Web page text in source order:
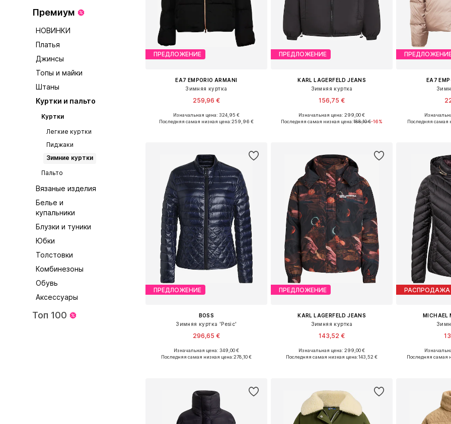
Премиум
НОВИНКИ
Платья
Джинсы
Топы и майки
Штаны
Куртки и пальто
Куртки
Легкие куртки
Пиджаки
Зимние куртки
Пальто
Вязаные изделия
Белье и
купальники
Блузки и туники
Юбки
Толстовки
Комбинезоны
Обувь
Аксессуары
Топ 100
ПРЕДЛОЖЕНИЕ
EA7 EMPORIO ARMANI
Зимняя куртка
259,96 €
Доступные размеры: XS, S, M, L
Изначальная цена: 324,95 €
Последняя самая низкая цена:259,96 €
ПРЕДЛОЖЕНИЕ
KARL LAGERFELD JEANS
Зимняя куртка
156,75 €
Доступные размеры: S, M, L, XL
Изначальная цена: 299,00 €
Последняя самая низкая цена:188,10 €-16%
EA7
Доступные
Последняя самая
ПРЕДЛОЖЕНИЕ
BOSS
Зимняя куртка 'Pesic'
296,65 €
Доступные размеры: XS, S, M, L, XL
Изначальная цена: 349,00 €
Последняя самая низкая цена:278,10 €
ПРЕДЛОЖЕНИЕ
KARL LAGERFELD JEANS
Зимняя куртка
143,52 €
Доступные размеры: S, M, L, XL
Изначальная цена: 299,00 €
Последняя самая низкая цена:143,52 €
РАСПРОДАЖА
MICHAEL
Доступные
Последняя самая